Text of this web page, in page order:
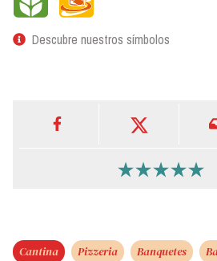
Descubre nuestros símbolos
Cantina Pizzeria Banquetes